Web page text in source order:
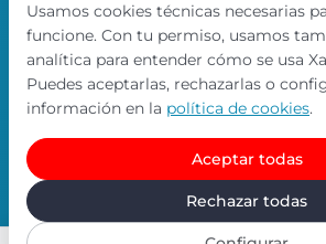
nuestra APP.
PRÓXIMAMENTE EN
App Store
Política de privacidad
Usamos cookies técnicas necesarias
funcione. Con tu permiso, usamos
analítica para entender cómo se usa
Puedes aceptarlas, rechazarlas o
información en la política de cookies.
Aceptar todas
Rechazar todas